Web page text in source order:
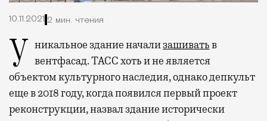
10.11.2021 2 мин. чтения
Уникальное здание начализашиватьв
вентфасад.ТАСС хоть и не является
объектом культурного наследия, однако депкульт
еще в 2018 году, когда появился первый проект
реконструкции, назвал здание исторически